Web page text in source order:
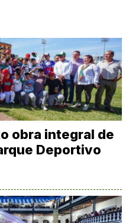
obra integral de
Deportivo